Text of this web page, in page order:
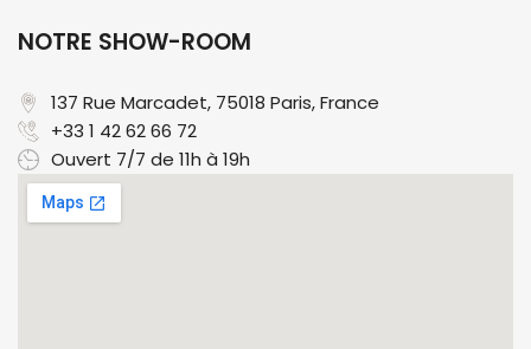
NOTRE SHOW-ROOM
137 Rue Marcadet, 75018 Paris, France​
+33 1 42 62 66 72
Ouvert 7/7 de 11h à 19h